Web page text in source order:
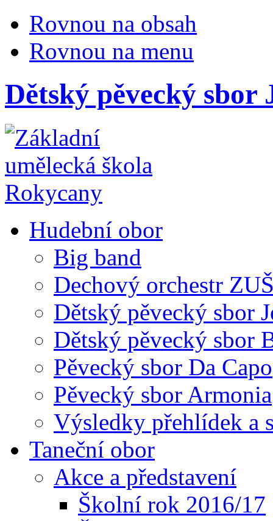
Rovnou na obsah
Rovnou na menu
Dětský pěvecký sbor
Hudební obor
Big band
Dechový orchestr
Dětský pěvecký sbor
Dětský pěvecký sbor
Pěvecký sbor Da Capo
Pěvecký sbor Armonia
Výsledky přehlídek a
Taneční obor
Akce a představení
Školní rok 2016/17